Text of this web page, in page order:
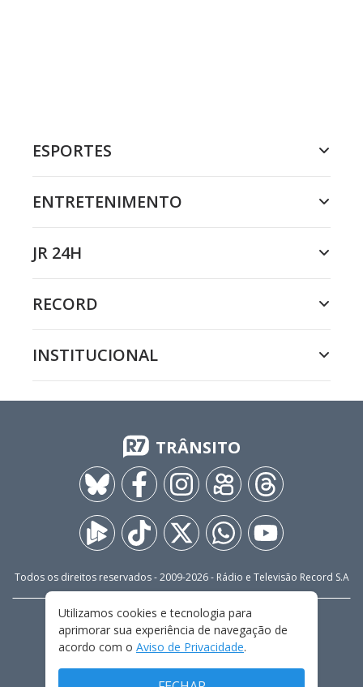
ESPORTES
ENTRETENIMENTO
JR 24H
RECORD
INSTITUCIONAL
TRÂNSITO
Todos os direitos reservados - 2009-2026- Rádio e Televisão Record S.A
FALE CONOSCO
PRIVACIDADE
TERMOS E CONDIÇÕES DE USO
Utilizamos cookies e tecnologia para
aprimorar sua experiência de navegação de
acordo com o Aviso de Privacidade.